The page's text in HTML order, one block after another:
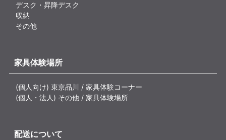
デスク・昇降デスク
収納
その他
家具体験場所
(個人向け) 東京品川 / 家具体験コーナー
(個人・法人) その他 / 家具体験場所
配送について